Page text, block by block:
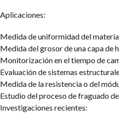
Aplicaciones:
Medida de uniformidad del
Medida del grosor de una capa de
Monitorización en el tiempo de
Evaluación de sistemas
Medida de la resistencia o del
Estudio del proceso de fraguado
Investigaciones recientes: